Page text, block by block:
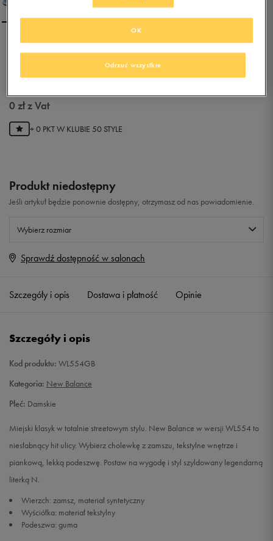
NEW BALANCE WL554GB
0 złz Vat
+ 0 PKT W KLUBIE 50 STYLE
Produkt niedostępny
Jeśli artykuł będzie ponownie dostępny, otrzymasz od nas powiadomienie.
Wybierz rozmiar
Rozmiary EU
37,5 24 cm
39 25 cm Powiadom o dostępności
40
40,5 26 cm
Sprawdź dostępność w salonach
Szczegóły i opis Dostawa i płatność Opinie
Szczegóły i opis
Kod produktu: WL554GB
Kategoria: New Balance
Płeć: Damskie
Miejski klasyk w totalnie streetowym stylu. New Balance w wersji WL554 to
niesłabnący hit ulicy. Wybierz cholewkę z zamszu, tekstylne wnętrze i
piankową, lekką podeszwę. Postaw na wygodę i styl szyldowany legendarną
literką N.
Wierzch: zamsz, materiał syntetyczny
Wyściółka: materiał tekstylny
Podeszwa: guma
Odrzuć wszystkie
OK